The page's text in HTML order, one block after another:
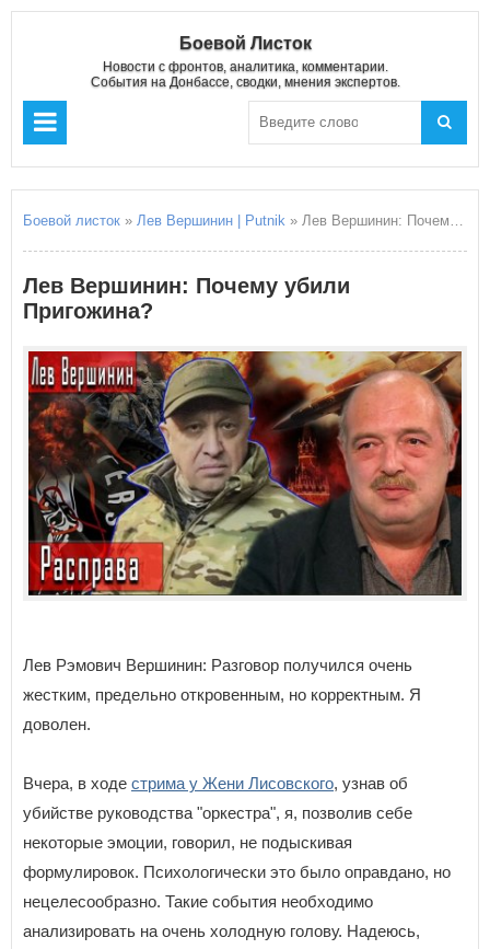
Боевой Листок
Новости с фронтов, аналитика, комментарии.
События на Донбассе, сводки, мнения экспертов.
Боевой листок » Лев Вершинин | Putnik » Лев Вершинин: Почему убили Пригожина?
Лев Вершинин: Почему убили
Пригожина?
Лев Рэмович Вершинин: Разговор получился очень
жестким, предельно откровенным, но корректным. Я
доволен.
Вчера, в ходе стрима у Жени Лисовского, узнав об
убийстве руководства "оркестра", я, позволив себе
некоторые эмоции, говорил, не подыскивая
формулировок. Психологически это было оправдано, но
нецелесообразно. Такие события необходимо
анализировать на очень холодную голову. Надеюсь,